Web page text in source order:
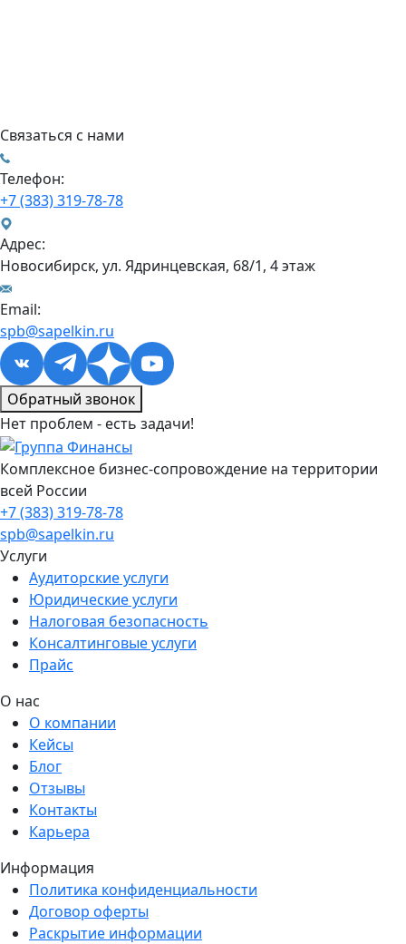
Связаться с нами
Телефон:
+7 (383) 319-78-78
Адрес:
Новосибирск, ул. Ядринцевская, 68/1, 4 этаж
Email:
spb@sapelkin.ru
Обратный звонок
Нет проблем - есть задачи!
Комплексное бизнес-сопровождение на территории
всей России
+7 (383) 319-78-78
spb@sapelkin.ru
Услуги
Аудиторские услуги
Юридические услуги
Налоговая безопасность
Консалтинговые услуги
Прайс
О нас
О компании
Кейсы
Блог
Отзывы
Контакты
Карьера
Информация
Политика конфиденциальности
Договор оферты
Раскрытие информации